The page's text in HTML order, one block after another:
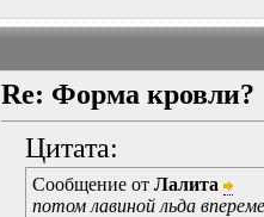
Re: Форма кровли?
Цитата:
Сообщение от Лалита
потом лавиной льда